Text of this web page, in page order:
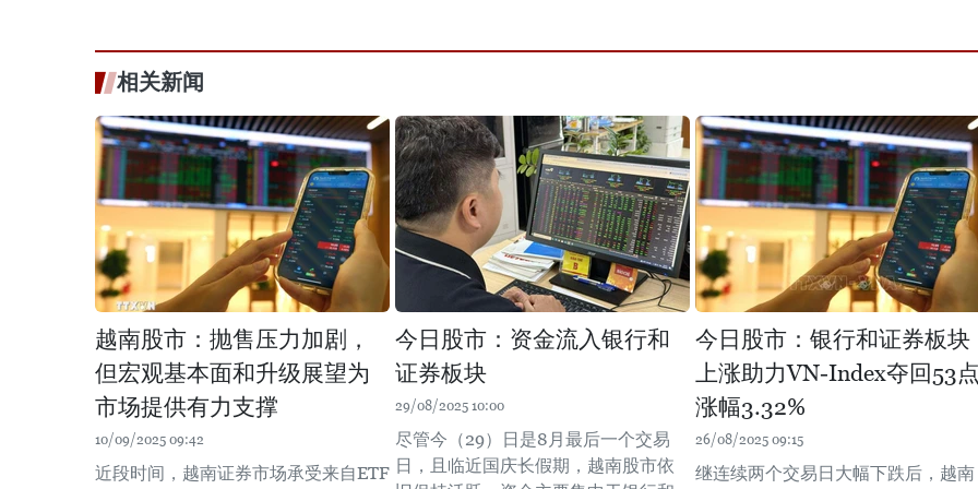
相关新闻
越南股市：抛售压力加剧，
但宏观基本面和升级展望为
市场提供有力支撑
10/09/2025 09:42
近段时间，越南证券市场承受来自ETF
今日股市：资金流入银行和
证券板块
29/08/2025 10:00
尽管今（29）日是8月最后一个交易
日，且临近国庆长假期，越南股市依
今日股市：银行和证券板块
上涨助力VN-Index夺回53
涨幅3.32%
26/08/2025 09:15
继连续两个交易日大幅下跌后，越南